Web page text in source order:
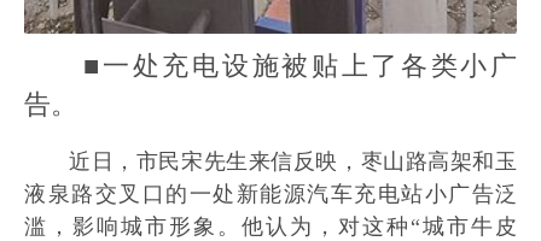
■一处充电设施被贴上了各类小广
告。
近日，市民宋先生来信反映，枣山路高架和玉
液泉路交叉口的一处新能源汽车充电站小广告泛
滥，影响城市形象。他认为，对这种“城市牛皮